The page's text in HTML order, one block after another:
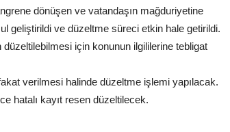
dönüşen ve vatandaşın mağduriyetine
geliştirildi ve düzeltme süreci etkin hale getirildi.
düzeltilebilmesi için konunun ilgililerine tebligat
verilmesi halinde düzeltme işlemi yapılacak.
hatalı kayıt resen düzeltilecek.